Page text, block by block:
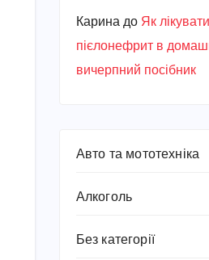
Каринадо Як лікувати
пієлонефрит в
вичерпний посібник
Авто та мототехніка
Алкоголь
Без категорії